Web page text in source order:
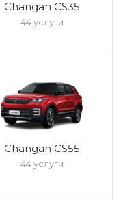
Changan CS35
44 услуги
Changan CS55
44 услуги